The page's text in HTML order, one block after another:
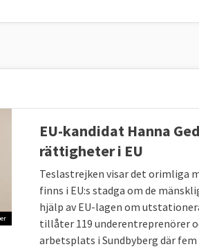
ger både mer politiskt
att utse vem som ska få den
:
EU-kandidat Hanna
rättigheter i EU
Teslastrejken visar det orimliga
finns i EU:s stadga om de
hjälp av EU-lagen om
tillåter 119 underentreprenörer
arbetsplats i Sundbyberg där